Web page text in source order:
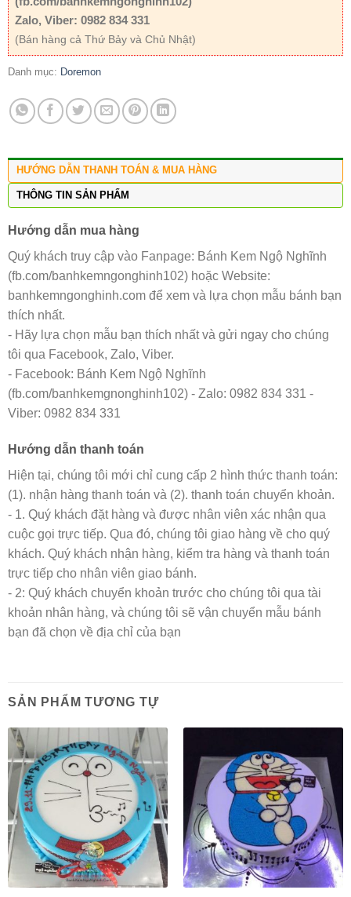
Zalo, Viber: 0982 834 331
(Bán hàng cả Thứ Bảy và Chủ Nhật)
Danh mục: Doremon
HƯỚNG DẪN THANH TOÁN & MUA HÀNG
THÔNG TIN SẢN PHẨM
Hướng dẫn mua hàng
Quý khách truy cập vào Fanpage: Bánh Kem Ngộ Nghĩnh
(fb.com/banhkemngonghinh102) hoặc Website:
banhkemngonghinh.com để xem và lựa chọn mẫu bánh bạn
thích nhất.
- Hãy lựa chọn mẫu bạn thích nhất và gửi ngay cho chúng
tôi qua Facebook, Zalo, Viber.
- Facebook: Bánh Kem Ngộ Nghĩnh
(fb.com/banhkemgnonghinh102) - Zalo: 0982 834 331 -
Viber: 0982 834 331
Hướng dẫn thanh toán
Hiện tại, chúng tôi mới chỉ cung cấp 2 hình thức thanh toán:
(1). nhận hàng thanh toán và (2). thanh toán chuyển khoản.
- 1. Quý khách đặt hàng và được nhân viên xác nhận qua
cuộc gọi trực tiếp. Qua đó, chúng tôi giao hàng về cho quý
khách. Quý khách nhận hàng, kiểm tra hàng và thanh toán
trực tiếp cho nhân viên giao bánh.
- 2: Quý khách chuyển khoản trước cho chúng tôi qua tài
khoản nhân hàng, và chúng tôi sẽ vận chuyển mẫu bánh
bạn đã chọn về địa chỉ của bạn
SẢN PHẨM TƯƠNG TỰ